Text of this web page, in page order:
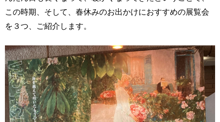
この時期、そして、春休みのお出かけにおすすめの展覧会
を３つ、ご紹介します。